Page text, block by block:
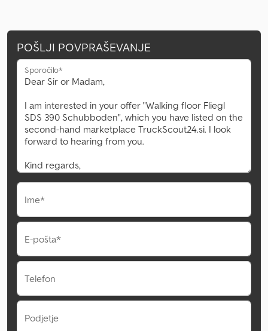
POŠLJI POVPRAŠEVANJE
Sporočilo*
Ime*
E-pošta*
Telefon
Podjetje